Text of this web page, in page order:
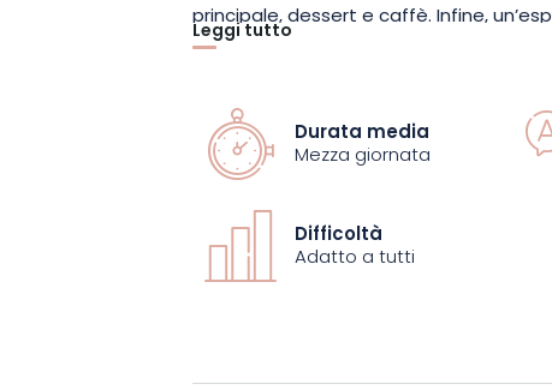
principale, dessert e caffè. Infine,
l’accesso esclusivo alla Follow Car per
Disponibile la domenica e nei giorni
questa offerta è rivolta agli amanti dei
sport e ai curiosi! Prenotate subito
immergetevi nell’affascinante mondo
Leggi tutto
Durata media
Mezza giornata
Difficoltà
Adatto a tutti